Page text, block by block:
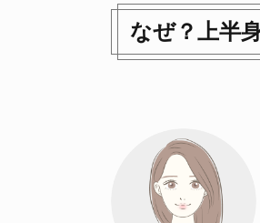
なぜ？上半